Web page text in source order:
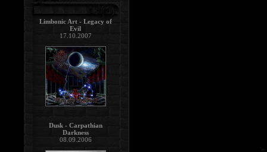
Limbonic Art - Legacy of
Evil
17.10.2007
Dusk - Carpathian
Darkness
08.09.2006